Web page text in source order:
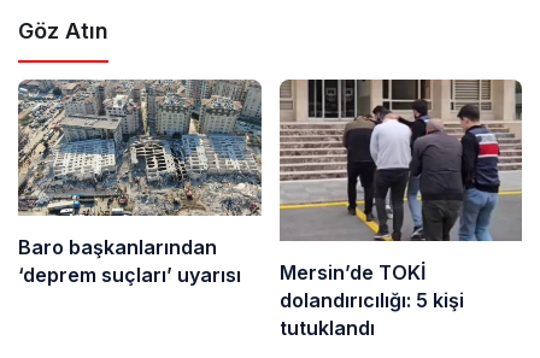
Göz Atın
Baro başkanlarından
‘deprem suçları’ uyarısı
Mersin’de TOKİ
dolandırıcılığı: 5 kişi
tutuklandı